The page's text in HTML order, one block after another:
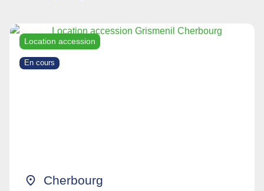
Location accession
En cours
Cherbourg